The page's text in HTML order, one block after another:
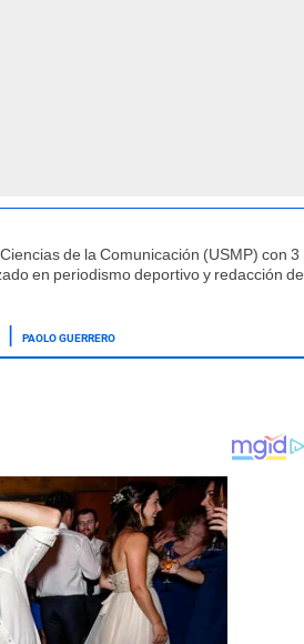
de la Comunicación (USMP) con 3
en periodismo deportivo y redacción de
PAOLO GUERRERO